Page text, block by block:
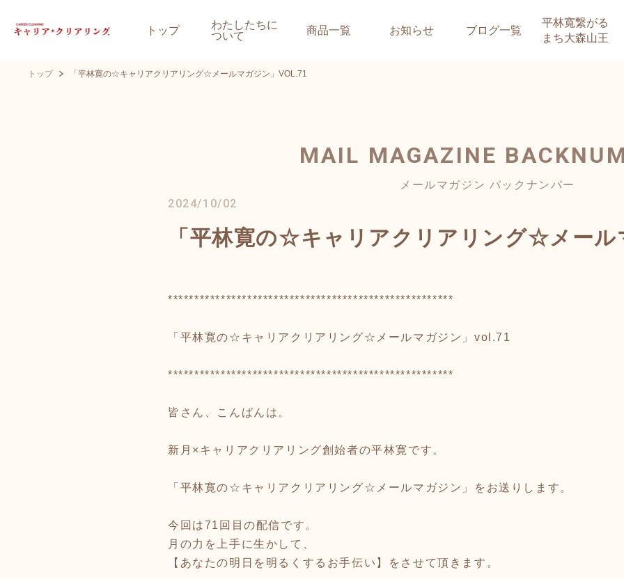
トップ
わたしたちに
ついて
商品一覧 お知らせ ブログ一覧
平林寬繋がる
まち大森山王
トップ 「平林寛の☆キャリアクリアリング☆メールマガジン」VOL.71
MAIL MAGAZINE
メールマガジン バックナンバー
2024/10/02
「平林寛の☆キャリアクリアリング☆メー
******************************************************
「平林寛の☆キャリアクリアリング☆メールマガジン」vol.71
******************************************************
皆さん、こんばんは。
新月×キャリアクリアリング創始者の平林寛です。
「平林寛の☆キャリアクリアリング☆メールマガジン」をお送りします。
今回は71回目の配信です。
月の力を上手に生かして、
【あなたの明日を明るくするお手伝い】をさせて頂きます。